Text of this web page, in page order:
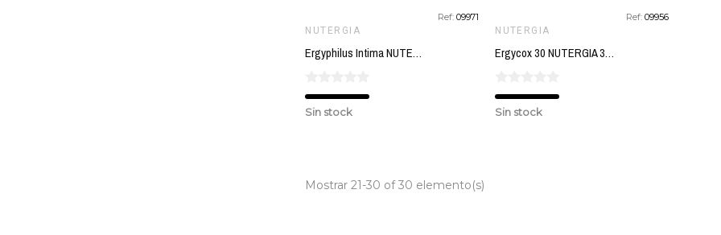
Ref:09971
NUTERGIA
Ergyphilus Intima NUTERGIA 60 capsulas
Sin stock
Ref: 09956
NUTERGIA
Ergycox 30 NUTERGIA 30 comprimidos
Sin stock
Mostrar 21-30 of 30 elemento(s)